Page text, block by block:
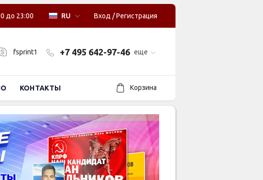
Вход /Регистрация
RU
до 23:00
fsprint1 еще
+7 495 642-97-46
КОНТАКТЫ Корзина